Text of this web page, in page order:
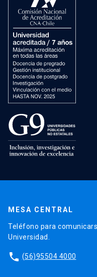
MESA CENTRAL
Teléfono para
Universidad.
phone (56)95504 4000